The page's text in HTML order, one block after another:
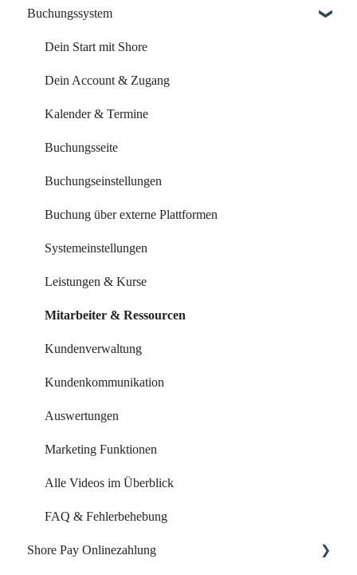
Buchungssystem
Dein Start mit Shore
Dein Account & Zugang
Kalender & Termine
Buchungsseite
Buchungseinstellungen
Buchung über externe Plattformen
Systemeinstellungen
Leistungen & Kurse
Mitarbeiter & Ressourcen
Kundenverwaltung
Kundenkommunikation
Auswertungen
Marketing Funktionen
Alle Videos im Überblick
FAQ & Fehlerbehebung
Shore Pay Onlinezahlung